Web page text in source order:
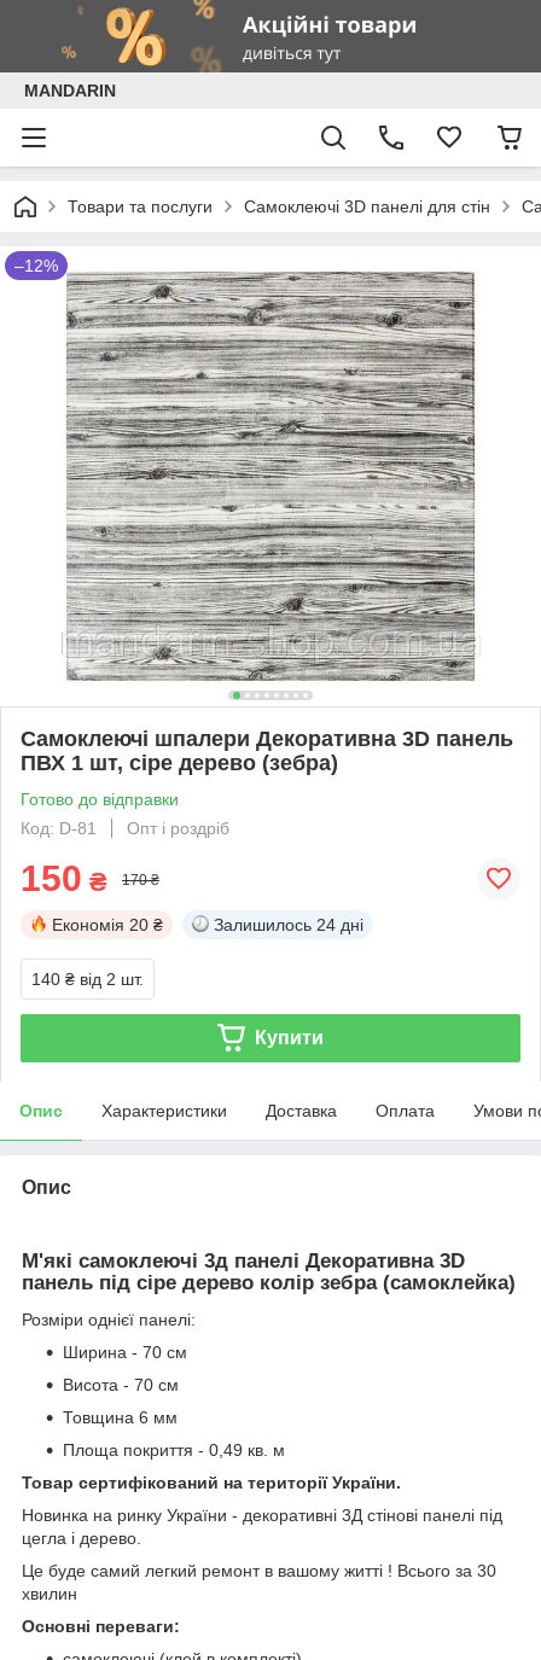
MANDARIN
Товари та послуги Самоклеючі 3D панелі для стін
–12%
Самоклеючі шпалери Декоративна 3D панель
ПВХ 1 шт, сіре дерево (зебра)
Готово до відправки
Код: D-81
Опт і роздріб
150 ₴ 170 ₴
Економія 20 ₴ Залишилось 24 дні
140 ₴ від 2 шт.
Купити
Опис Характеристики Доставка Оплата Умови
Опис
М'які самоклеючі 3д панелі Декоративна 3D
панель під сіре дерево колір зебра (самоклейка)
Розміри однієї панелі:
Ширина - 70 см
Висота - 70 см
Товщина 6 мм
Площа покриття - 0,49 кв. м
Товар сертифікований на території України.
Новинка на ринку України - декоративні 3Д стінові панелі під
цегла і дерево.
Це буде самий легкий ремонт в вашому житті ! Всього за 30
хвилин
Основні переваги: